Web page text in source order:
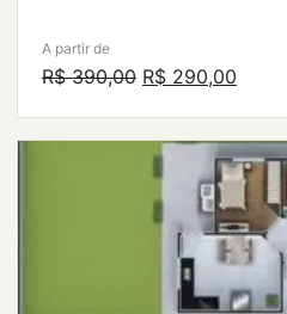
A partir de
R$390,00 O
original
era:
R$ 390,00.
R$ 290,00
atual
é:
R$